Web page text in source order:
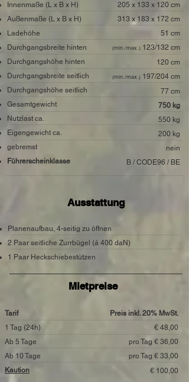
Innenmaße (L x B x H)
Außenmaße (L x B x H)
Ladehöhe
Durchgangsbreite hinten
Durchgangshöhe hinten
Durchgangsbreite seitlich
Durchgangshöhe seitlich
Gesamtgewicht
Nutzlast ca.
Eigengewicht ca.
gebremst
Führerscheinklasse
205 x 133 x 120 cm
313 x 183 x 172 cm
51 cm
(min./max.) 123/132 cm
120 cm
(min./max.) 197/204 cm
77 cm
750 kg
550 kg
200 kg
nein
B / CODE96 / BE
Ausstattung
Planenaufbau, 4-seitig zu öffnen
2 Paar seitliche Zurrbügel (á 400 daN)
1 Paar Heckschiebestützen
Mietpreise
Tarif
1 Tag (24h)
Ab 5 Tage
Ab 10 Tage
Kaution
Preis inkl. 20% MwSt.
€ 48,00
pro Tag € 36,00
pro Tag € 33,00
€ 100,00